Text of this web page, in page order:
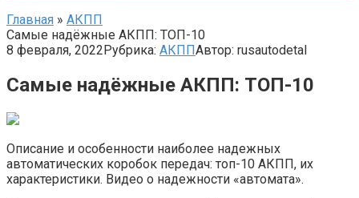
Главная » АКПП
Самые надёжные АКПП: ТОП-10
8 февраля, 2022Рубрика: АКППАвтор: rusautodetal
Самые надёжные АКПП: ТОП-10
Описание и особенности наиболее надежных
автоматических коробок передач: топ-10 АКПП, их
характеристики. Видео о надежности «автомата».